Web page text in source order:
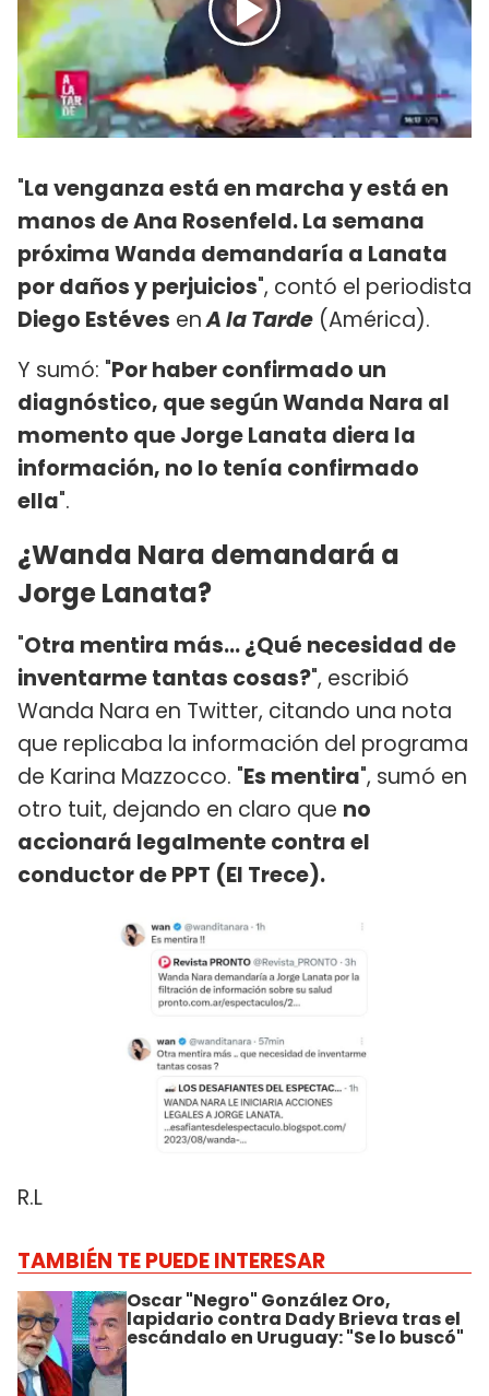
"La venganza está en marcha y está en
manos de Ana Rosenfeld. La semana
próxima Wanda demandaría a Lanata
por daños y perjuicios", contó el periodista
Diego Estéves enA la Tarde (América).
Y sumó: "Por haber confirmado un
diagnóstico, que según Wanda Nara al
momento que Jorge Lanata diera la
información, no lo tenía confirmado
ella".
¿Wanda Nara demandará a
Jorge Lanata?
"Otra mentira más... ¿Qué necesidad de
inventarme tantas cosas?", escribió
Wanda Nara en Twitter, citando una nota
que replicaba la información del programa
de Karina Mazzocco. "Es mentira", sumó en
otro tuit, dejando en claro que no
accionará legalmente contra el
conductor de PPT (El Trece).
R.L
TAMBIÉN TE PUEDE INTERESAR
Oscar "Negro" González Oro,
lapidario contra Dady Brieva tras el
escándalo en Uruguay: "Se lo buscó"